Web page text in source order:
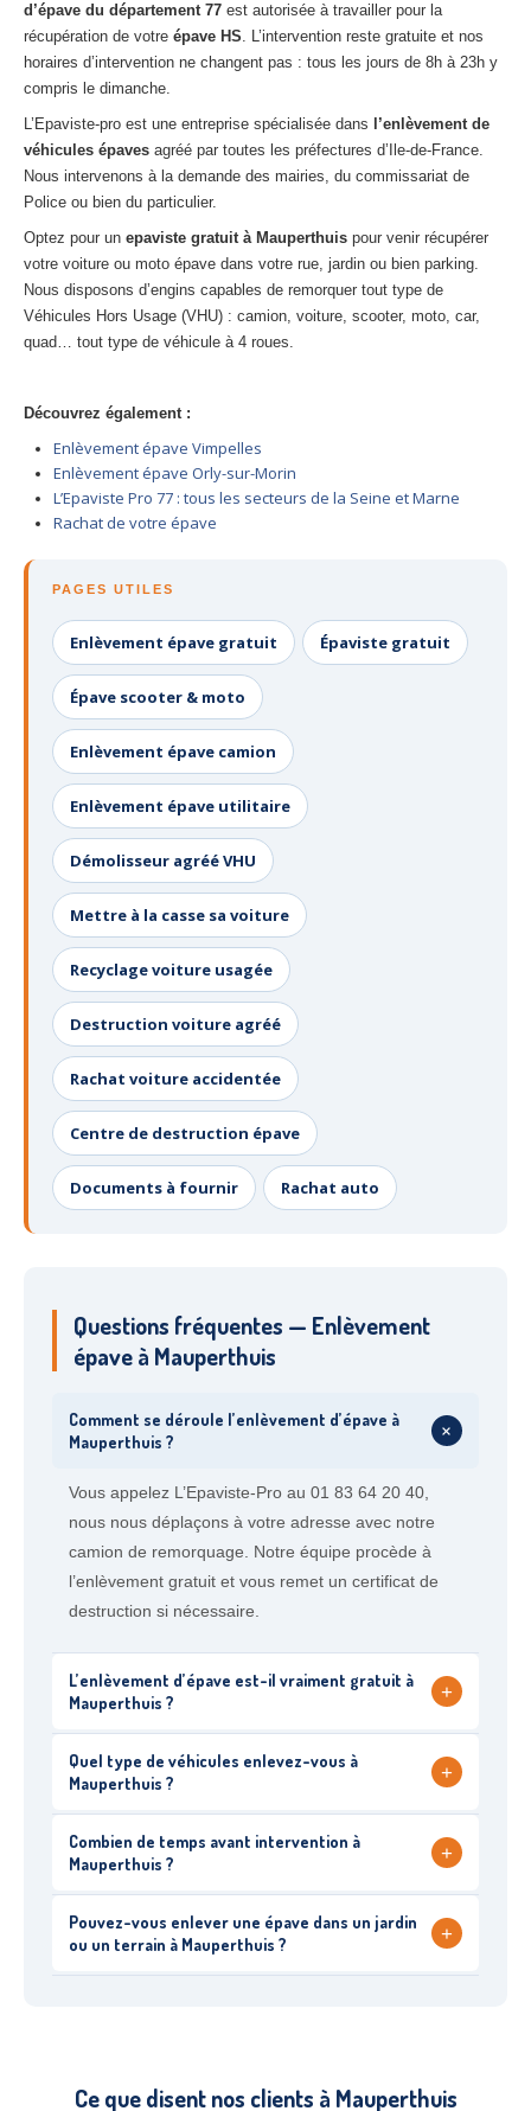
d’épave du département 77 est autorisée à travailler pour la
récupération de votre épave HS. L’intervention reste gratuite et nos
horaires d’intervention ne changent pas : tous les jours de 8h à 23h y
compris le dimanche.
L’Epaviste-pro est une entreprise spécialisée dans
l’enlèvement de
véhicules épaves agréé par toutes les préfectures d’Ile-de-France.
Nous intervenons à la demande des mairies, du commissariat de
Police ou bien du particulier.
Optez pour un epaviste gratuit à Mauperthuis pour venir récupérer
votre voiture ou moto épave dans votre rue, jardin ou bien parking.
Nous disposons d’engins capables de remorquer tout type de
Véhicules Hors Usage (VHU) : camion, voiture, scooter, moto, car,
quad… tout type de véhicule à 4 roues.
Découvrez également :
Enlèvement épave Vimpelles
Enlèvement épave Orly-sur-Morin
L’Epaviste Pro 77 : tous les secteurs de la Seine et Marne
Rachat de votre épave
PAGES UTILES
Enlèvement épave gratuit Épaviste gratuit
Épave scooter & moto
Enlèvement épave camion
Enlèvement épave utilitaire
Démolisseur agréé VHU
Mettre à la casse sa voiture
Recyclage voiture usagée
Destruction voiture agréé
Rachat voiture accidentée
Centre de destruction épave
Documents à fournir Rachat auto
Questions fréquentes — Enlèvement
épave à Mauperthuis
Comment se déroule l’enlèvement d’épave à
Mauperthuis ?
+
Vous appelez L’Epaviste-Pro au 01 83 64 20 40,
nous nous déplaçons à votre adresse avec notre
camion de remorquage. Notre équipe procède à
l’enlèvement gratuit et vous remet un certificat de
destruction si nécessaire.
L’enlèvement d’épave est-il vraiment gratuit à
Mauperthuis ?
+
Quel type de véhicules enlevez-vous à
Mauperthuis ?
+
Combien de temps avant intervention à
Mauperthuis ?
+
Pouvez-vous enlever une épave dans un jardin
ou un terrain à Mauperthuis ?
+
Ce que disent nos clients à Mauperthuis